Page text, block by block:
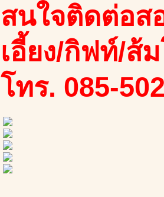
สนใจติดต่อส
เอี้ยง/กิฟท์/ส้
โทร. 085-